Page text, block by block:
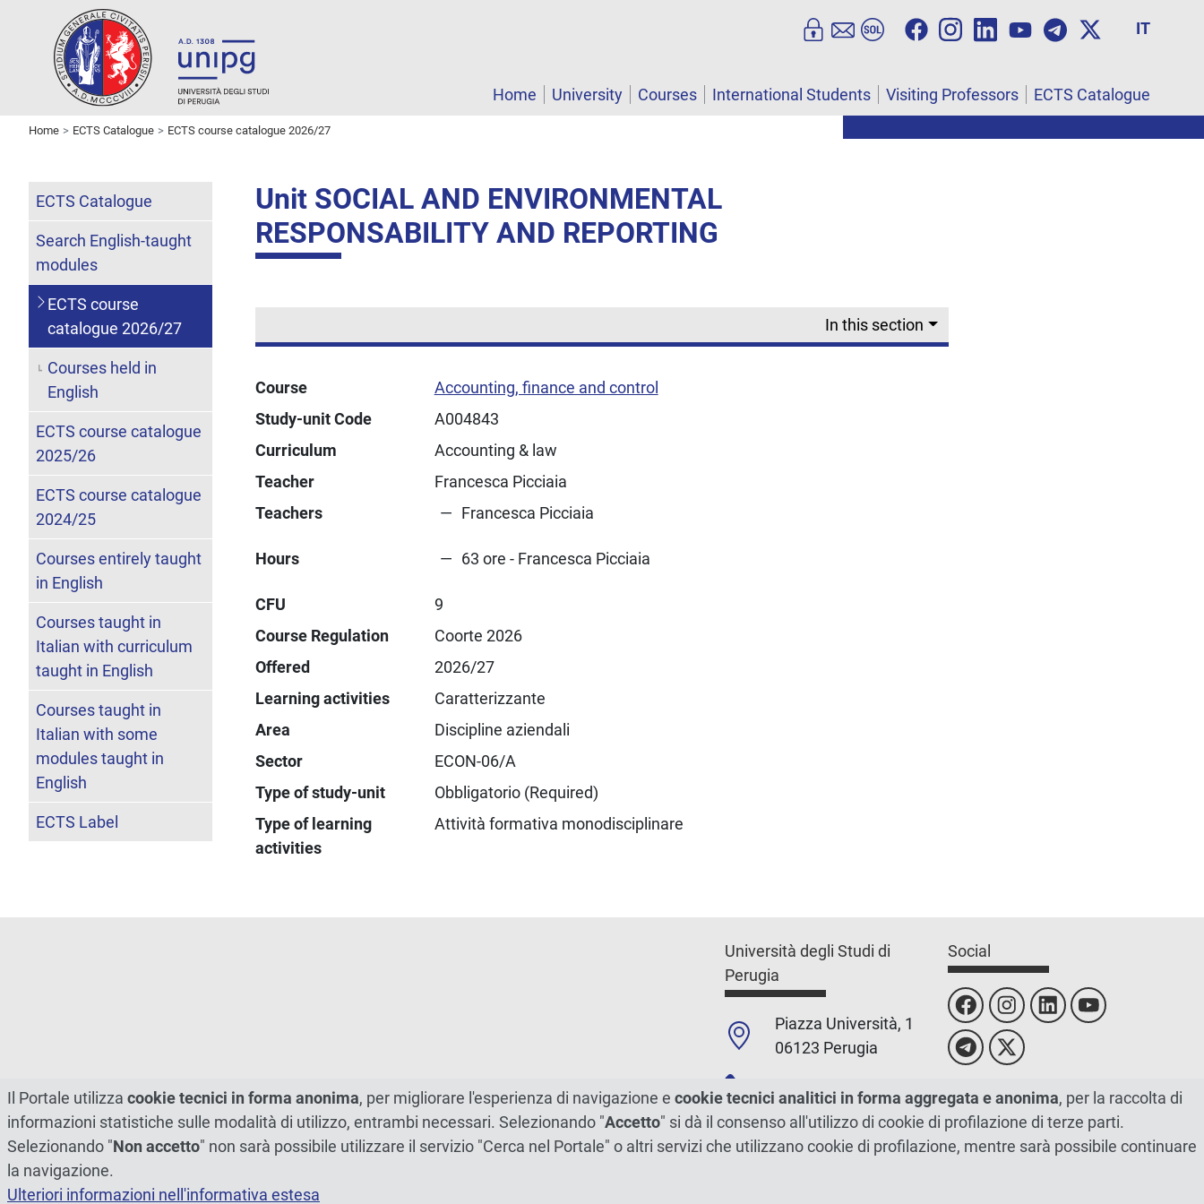
IT
Home University Courses International Students Visiting Professors ECTS Catalogue
Home ECTS Catalogue ECTS course catalogue 2026/27
Unit SOCIAL AND ENVIRONMENTAL
RESPONSABILITY AND REPORTING
In this section
Course
Accounting, finance and control
Study-unit Code
A004843
Curriculum
Accounting & law
Teacher
Francesca Picciaia
Teachers
Francesca Picciaia
Hours 63 ore - Francesca Picciaia
CFU
9
Course Regulation
Coorte 2026
Offered
2026/27
Learning activities
Caratterizzante
Area
Discipline aziendali
Sector
ECON-06/A
Type of study-unit
Obbligatorio (Required)
Type of learning
activities
Attività formativa monodisciplinare
ECTS Catalogue
Search English-taught
modules
ECTS course
catalogue 2026/27
Courses held in
English
ECTS course catalogue
2025/26
ECTS course catalogue
2024/25
Courses entirely taught
in English
Courses taught in
Italian with curriculum
taught in English
Courses taught in
Italian with some
modules taught in
English
ECTS Label
Università degli Studi di
Perugia
Piazza Università, 1
06123 Perugia
+39 0755851
C.F./P.Iva 00448820548
Social
Il Portale utilizza cookie tecnici in forma anonima, per migliorare l'esperienza di navigazione e cookie tecnici analitici in forma aggregata e anonima, per la raccolta di
informazioni statistiche sulle modalità di utilizzo, entrambi necessari. Selezionando "Accetto" si dà il consenso all'utilizzo di cookie di profilazione di terze parti.
Selezionando "Non accetto" non sarà possibile utilizzare il servizio "Cerca nel Portale" o altri servizi che utilizzano cookie di profilazione, mentre sarà possibile continuare
la navigazione.
Ulteriori informazioni nell'informativa estesa